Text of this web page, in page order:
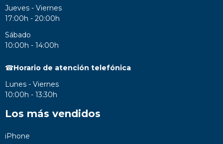
Jueves - Viernes
17:00h - 20:00h
Sábado
10:00h - 14:00h
☎Horario de atención telefónica
Lunes - Viernes
10:00h - 13:30h
Los más vendidos
iPhone